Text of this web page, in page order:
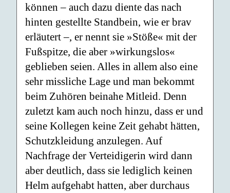
können – auch dazu diente das nach
hinten gestellte Standbein, wie er brav
erläutert –, er nennt sie »Stöße« mit der
Fußspitze, die aber »wirkungslos«
geblieben seien. Alles in allem also eine
sehr missliche Lage und man bekommt
beim Zuhören beinahe Mitleid. Denn
zuletzt kam auch noch hinzu, dass er und
seine Kollegen keine Zeit gehabt hätten,
Schutzkleidung anzulegen. Auf
Nachfrage der Verteidigerin wird dann
aber deutlich, dass sie lediglich keinen
Helm aufgehabt hatten, aber durchaus